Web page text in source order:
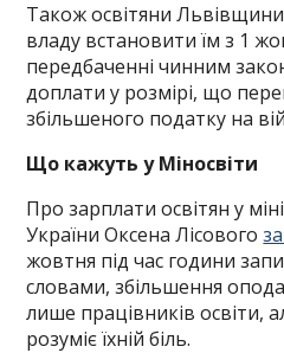
Також освітяни
владу встановити їм з 1
передбаченні чинним
доплати у розмірі, що
збільшеного податку на
Що кажуть у Міносвіти
Про зарплати освітян у
України Оксена Лісового
жовтня під час години
словами, збільшення
лише працівників освіти,
розуміє їхній біль.